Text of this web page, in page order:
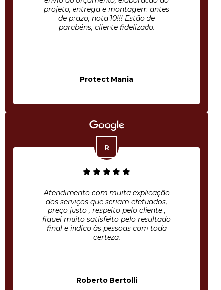
projeto, entrega e montagem antes
de prazo, nota 10!!! Estão de
parabéns, cliente fidelizado.
Protect Mania
Atendimento com muita explicação
dos serviços que seriam efetuados,
preço justo , respeito pelo cliente ,
fiquei muito satisfeito pelo resultado
final e indico às pessoas com toda
certeza.
Roberto Bertolli